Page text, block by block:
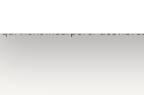
de chasse hautes
vient incorporer des